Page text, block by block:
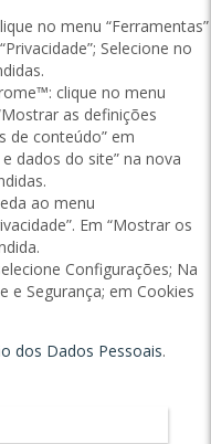
no menu “Ferramentas”
Selecione no
clique no menu
as definições
de conteúdo” em
e dados do site” na nova
ao menu
Em “Mostrar os
Configurações; Na
e Segurança; em Cookies
dos Dados Pessoais.